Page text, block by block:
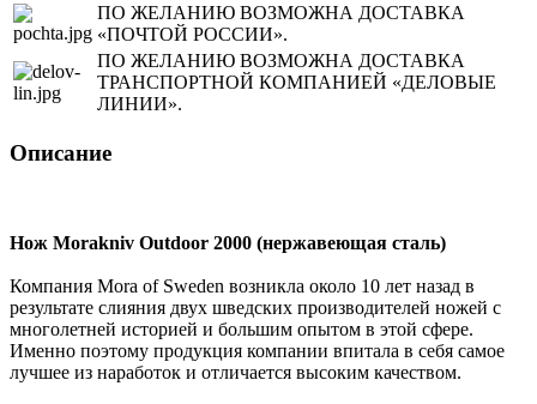
ПО ЖЕЛАНИЮ ВОЗМОЖНА ДОСТАВКА
«ПОЧТОЙ РОССИИ».
ПО ЖЕЛАНИЮ ВОЗМОЖНА ДОСТАВКА
ТРАНСПОРТНОЙ КОМПАНИЕЙ «ДЕЛОВЫЕ
ЛИНИИ».
Описание
Нож Morakniv Outdoor 2000 (нержавеющая сталь)
Компания Mora of Sweden возникла около 10 лет назад в
результате слияния двух шведских производителей ножей с
многолетней историей и большим опытом в этой сфере.
Именно поэтому продукция компании впитала в себя самое
лучшее из наработок и отличается высоким качеством.